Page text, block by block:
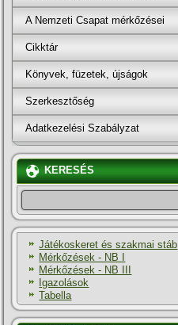
A Nemzeti Csapat mérkőzései
Cikktár
Könyvek, füzetek, újságok
Szerkesztőség
Adatkezelési Szabályzat
KERESÉS
Játékoskeret és szakmai stáb
Mérkőzések - NB I
Mérkőzések - NB III
Igazolások
Tabella